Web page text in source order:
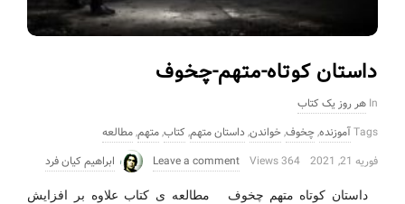
داستان کوتاه-متهم-چخوف
In هر روز یک کتاب
Tagsآموزنده,چخوف,خواندن,داستان متهم, کتاب,متهم,مطالعه
فوریه 21, 2021
364 Views
Leave a comment ابراهیم کیان فرد
داستان کوتاه-متهم-چخوف مطالعه ی کتاب علاوه بر افزایش